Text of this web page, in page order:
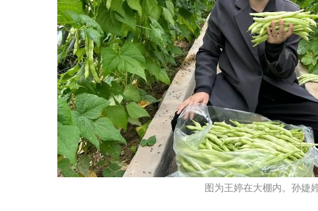
图为王婷在大棚内。孙婕